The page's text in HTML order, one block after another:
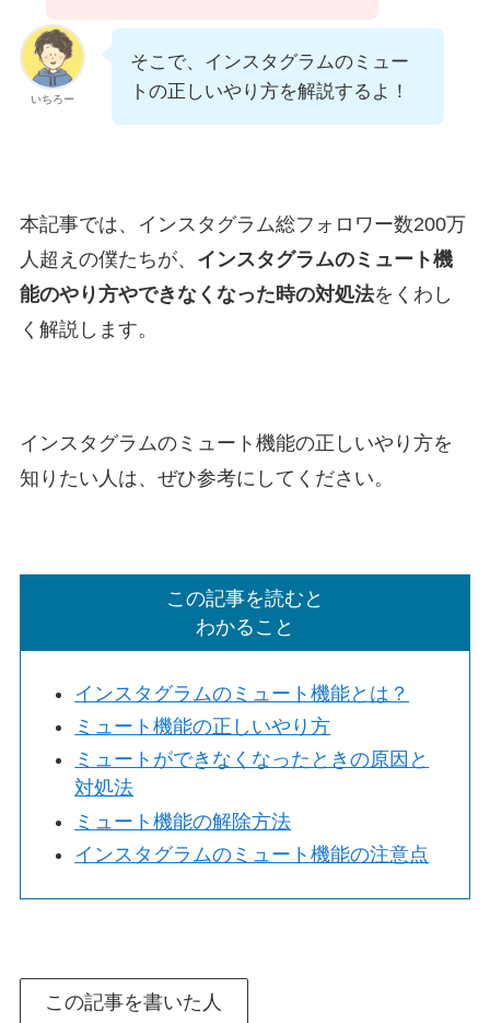
いちろー
そこで、インスタグラムのミュー
トの正しいやり方を解説するよ！
本記事では、インスタグラム総フォロワー数200万
人超えの僕たちが、 インスタグラムのミュート機
能のやり方やできなくなった時の対処法をくわし
く解説します。
インスタグラムのミュート機能の正しいやり方を
知りたい人は、ぜひ参考にしてください。
この記事を読むと
わかること
インスタグラムのミュート機能とは？
ミュート機能の正しいやり方
ミュートができなくなったときの原因と
対処法
ミュート機能の解除方法
インスタグラムのミュート機能の注意点
この記事を書いた人